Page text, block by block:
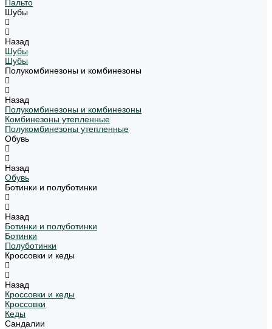
Пальто
Шубы
Назад
Шубы
Шубы
Полукомбинезоны и комбинезоны
Назад
Полукомбинезоны и комбинезоны
Комбинезоны утепленные
Полукомбинезоны утепленные
Обувь
Назад
Обувь
Ботинки и полуботинки
Назад
Ботинки и полуботинки
Ботинки
Полуботинки
Кроссовки и кеды
Назад
Кроссовки и кеды
Кроссовки
Кеды
Сандалии